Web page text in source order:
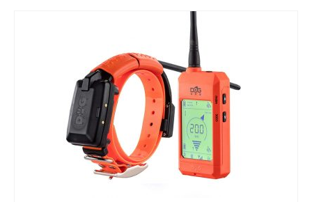
terméknek
variációja
van.
A
változatok
a
termékoldalon
választhatók
ki